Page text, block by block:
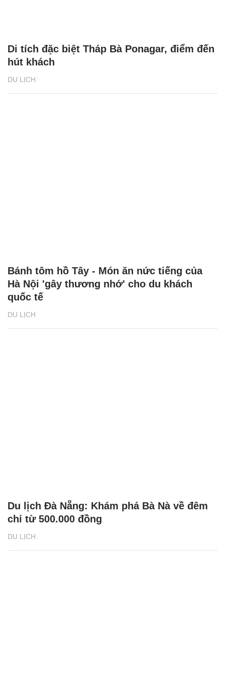
DU LỊCH
Di tích đặc biệt Tháp Bà Ponagar, điểm đến
hút khách
DU LỊCH
Bánh tôm hồ Tây - Món ăn nức tiếng của
Hà Nội 'gây thương nhớ' cho du khách
quốc tế
DU LỊCH
Du lịch Đà Nẵng: Khám phá Bà Nà về đêm
chỉ từ 500.000 đồng